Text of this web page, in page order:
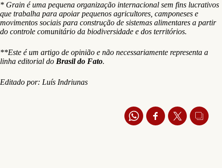
* Grain é uma pequena organização internacional sem fins lucrativos
que trabalha para apoiar pequenos agricultores, camponeses e
movimentos sociais para construção de sistemas alimentares a partir
do controle comunitário da biodiversidade e dos territórios.
**Este é um artigo de opinião e não necessariamente representa a
linha editorial do Brasil do Fato.
Editado por: Luís Indriunas